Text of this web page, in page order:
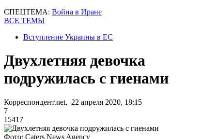
СПЕЦТЕМА: Война в Иране
ВСЕ ТЕМЫ
Вступление Украины в ЕС
Двухлетняя девочка
подружилась с гиенами
Корреспондент.net, 22 апреля 2020, 18:15
7
15417
Фото: Caters News Agency